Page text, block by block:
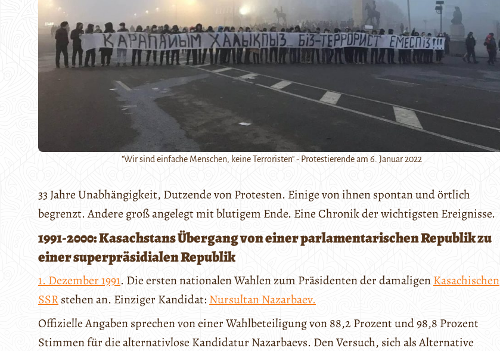
"Wir sind einfache Menschen, keine Terroristen" - Protestierende am 6. Januar 2022
33 Jahre Unabhängigkeit, Dutzende von Protesten. Einige von ihnen spontan und örtlich
begrenzt. Andere groß angelegt mit blutigem Ende. Eine Chronik der wichtigsten Ereignisse.
1991-2000: Kasachstans Übergang von einer parlamentarischen Republik zu
einer superpräsidialen Republik
1. Dezember 1991. Die ersten nationalen Wahlen zum Präsidenten der damaligenKasachischen
SSRstehen an. Einziger Kandidat: Nursultan Nazarbaev.
Offizielle Angaben sprechen von einer Wahlbeteiligung von 88,2 Prozent und 98,8 Prozent
Stimmen für die alternativlose Kandidatur Nazarbaevs. Den Versuch, sich als Alternative